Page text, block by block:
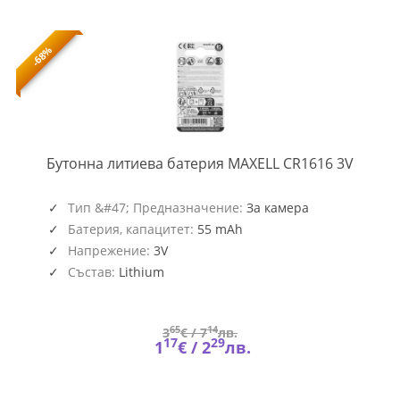
-68%
Бутонна литиева батерия MAXELL CR1616 3VML-
Тип &#47; Предназначение: За камера
Батерия, капацитет: 55 mAh
Напрежение: 3V
Състав: Lithium
365€ /714лв.
117€ /229лв.